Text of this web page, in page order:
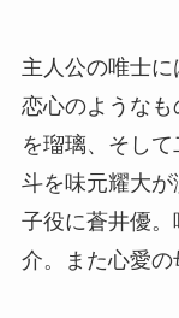
主人公の唯士
恋心のような
を瑠璃、そして
斗を味元耀大
子役に蒼井優
介。また心愛の